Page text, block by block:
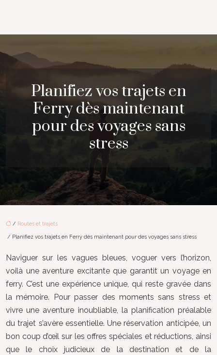
Planifiez vos trajets en
Ferry dès maintenant
pour des voyages sans
stress
/ Routes et trajets
/ Planifiez vos trajets en Ferry dès maintenant pour des voyages sans stress
Naviguer sur les vagues bleues, voguer vers l’horizon,
voilà une aventure excitante que garantit un voyage en
ferry. C’est une expérience unique, qui reste gravée dans
la mémoire. Pour passer des moments sans stress et
vivre une aventure inoubliable, la planification préalable
du trajet s’avère essentielle. Une réservation anticipée, un
bon coup d’œil sur les offres spéciales et réductions, ainsi
que le choix judicieux de la destination et de la